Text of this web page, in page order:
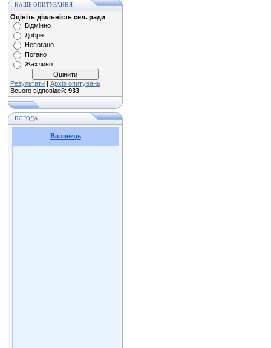
НАШЕ ОПИТУВАННЯ
Оцініть діяльність сел. ради
Відмінно
Добре
Непогано
Погано
Жахливо
Результати | Архів опитувань
Всього відповідей: 933
ПОГОДА
Воловець